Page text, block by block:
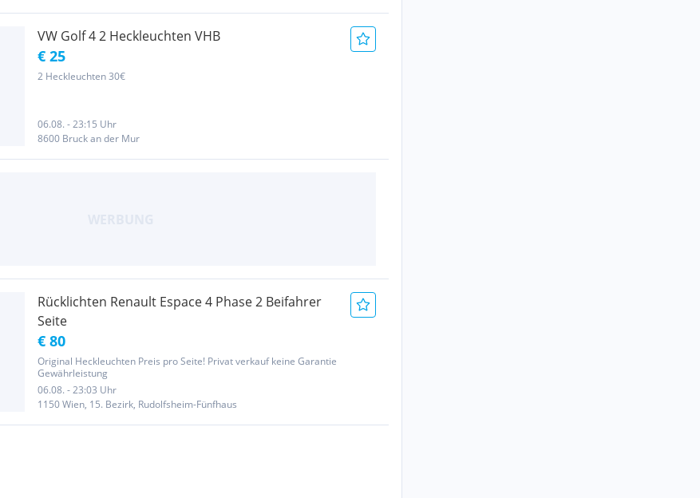
VW Golf 4 2 Heckleuchten VHB
€ 25
2 Heckleuchten 30€
06.08. - 23:15 Uhr
8600 Bruck an der Mur
Rücklichten Renault Espace 4 Phase 2 Beifahrer
Seite
€ 80
Original Heckleuchten Preis pro Seite! Privat verkauf keine Garantie
Gewährleistung
06.08. - 23:03 Uhr
1150 Wien, 15. Bezirk, Rudolfsheim-Fünfhaus